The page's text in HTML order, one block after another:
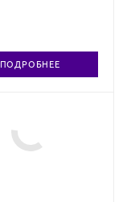
ПОДРОБНЕЕ